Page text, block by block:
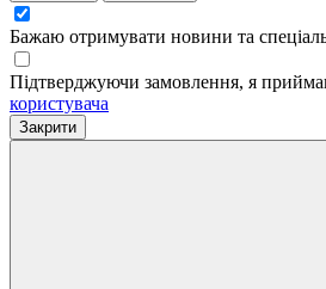
Бажаю отримувати новини та
Підтверджуючи замовлення, я
користувача
Закрити